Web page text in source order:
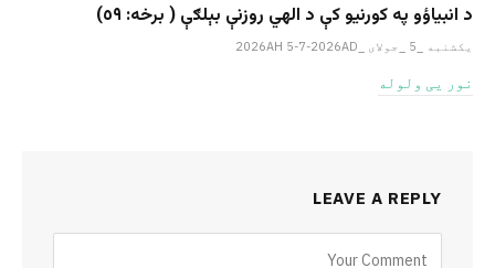
د انبیاؤو په کورنیو کې د الهي روزنې بېلګې ( برخه: ٥٩)
یکشنبه _5 _جولای _2026AH 5-7-2026AD
نور یی ولوله
LEAVE A REPLY